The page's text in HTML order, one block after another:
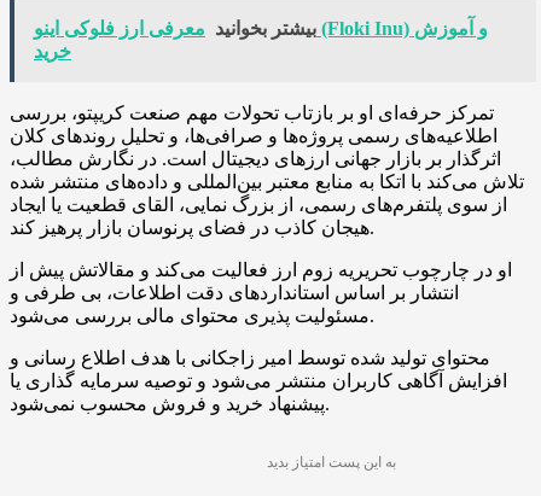
بیشتر بخوانید معرفی ارز فلوکی اینو (Floki Inu) و آموزش
خرید
تمرکز حرفه‌ای او بر بازتاب تحولات مهم صنعت کریپتو، بررسی
اطلاعیه‌های رسمی پروژه‌ها و صرافی‌ها، و تحلیل روندهای کلان
اثرگذار بر بازار جهانی ارزهای دیجیتال است. در نگارش مطالب،
تلاش می‌کند با اتکا به منابع معتبر بین‌المللی و داده‌های منتشر شده
از سوی پلتفرم‌های رسمی، از بزرگ نمایی، القای قطعیت یا ایجاد
هیجان کاذب در فضای پرنوسان بازار پرهیز کند.
او در چارچوب تحریریه زوم ارز فعالیت می‌کند و مقالاتش پیش از
انتشار بر اساس استانداردهای دقت اطلاعات، بی طرفی و
مسئولیت پذیری محتوای مالی بررسی می‌شود.
محتوای تولید شده توسط امیر زاجکانی با هدف اطلاع رسانی و
افزایش آگاهی کاربران منتشر می‌شود و توصیه سرمایه گذاری یا
پیشنهاد خرید و فروش محسوب نمی‌شود.
به این پست امتیاز بدید